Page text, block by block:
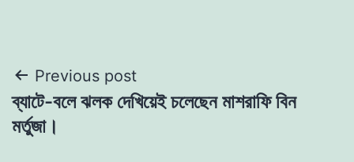
Post
navigation
Previous post
ব্যাটে-বলে ঝলক দেখিয়েই চলেছেন মাশরাফি বিন
মর্তুজা।